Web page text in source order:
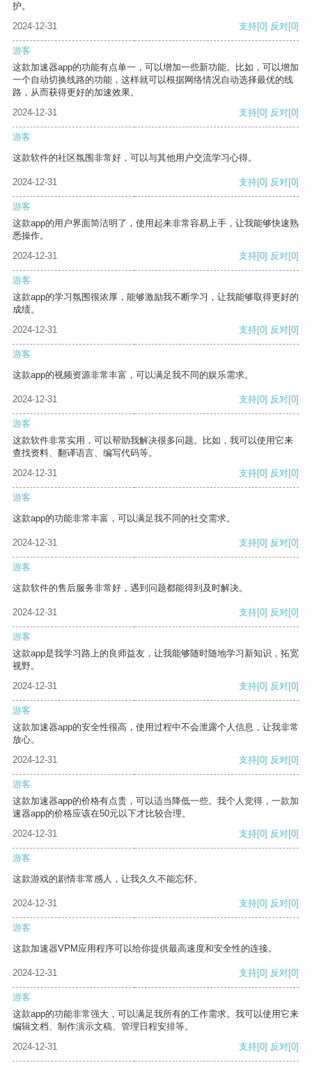
护。
2024-12-31
支持[0] 反对[0]
游客
这款加速器app的功能有点单一，可以增加一些新功能。比如，可以增加
一个自动切换线路的功能，这样就可以根据网络情况自动选择最优的线
路，从而获得更好的加速效果。
2024-12-31
支持[0] 反对[0]
游客
这款软件的社区氛围非常好，可以与其他用户交流学习心得。
2024-12-31 支持[0] 反对[0]
游客
这款app的用户界面简洁明了，使用起来非常容易上手，让我能够快速熟
悉操作。
2024-12-31
支持[0] 反对[0]
游客
这款app的学习氛围很浓厚，能够激励我不断学习，让我能够取得更好的
成绩。
2024-12-31
支持[0] 反对[0]
游客
这款app的视频资源非常丰富，可以满足我不同的娱乐需求。
2024-12-31 支持[0] 反对[0]
游客
这款软件非常实用，可以帮助我解决很多问题。比如，我可以使用它来
查找资料、翻译语言、编写代码等。
2024-12-31
支持[0] 反对[0]
游客
这款app的功能非常丰富，可以满足我不同的社交需求。
2024-12-31 支持[0] 反对[0]
游客
这款软件的售后服务非常好，遇到问题都能得到及时解决。
2024-12-31 支持[0] 反对[0]
游客
这款app是我学习路上的良师益友，让我能够随时随地学习新知识，拓宽
视野。
2024-12-31
支持[0] 反对[0]
游客
这款加速器app的安全性很高，使用过程中不会泄露个人信息，让我非常
放心。
2024-12-31
支持[0] 反对[0]
游客
这款加速器app的价格有点贵，可以适当降低一些。我个人觉得，一款加
速器app的价格应该在50元以下才比较合理。
2024-12-31
支持[0] 反对[0]
游客
这款游戏的剧情非常感人，让我久久不能忘怀。
2024-12-31 支持[0] 反对[0]
游客
这款加速器VPM应用程序可以给你提供最高速度和安全性的连接。
2024-12-31 支持[0] 反对[0]
游客
这款app的功能非常强大，可以满足我所有的工作需求。我可以使用它来
编辑文档、制作演示文稿、管理日程安排等。
2024-12-31
支持[0] 反对[0]